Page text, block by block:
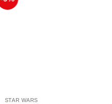
STAR WARS